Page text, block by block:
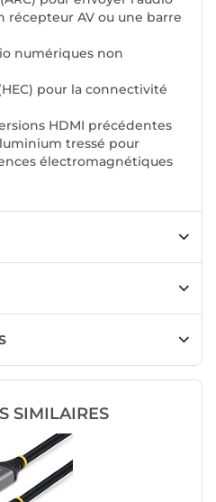
récepteur AV ou une barre
numériques non
pour la connectivité
HDMI précédentes
tressé pour
électromagnétiques
SIMILAIRES